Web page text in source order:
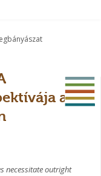
a
necessitate outright